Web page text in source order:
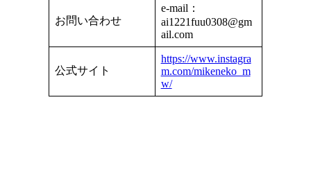
お問い合わせ
e-mail：
ai1221fuu0308@gm
ail.com
公式サイト
https://www.instagra
m.com/mikeneko_m
w/